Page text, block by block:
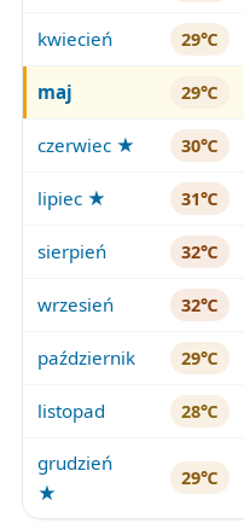
kwiecień 29℃
maj 29℃
czerwiec ★ 30℃
lipiec ★ 31℃
sierpień 32℃
wrzesień 32℃
październik 29℃
listopad 28℃
grudzień
★
29℃